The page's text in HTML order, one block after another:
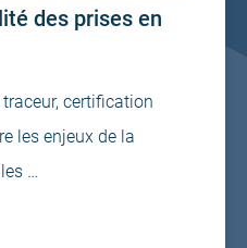
des prises en
certification
les enjeux de la
…